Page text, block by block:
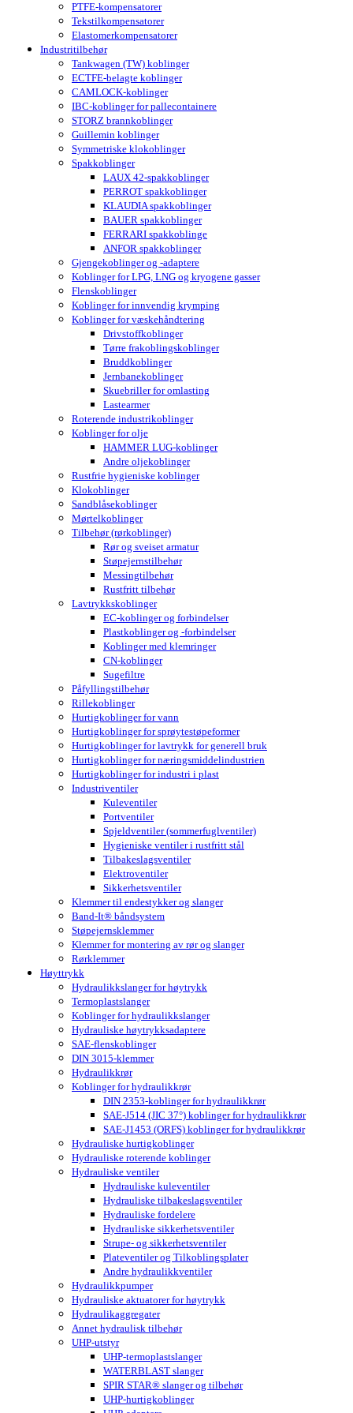
PTFE-kompensatorer
Tekstilkompensatorer
Elastomerkompensatorer
Industritilbehør
Tankwagen (TW) koblinger
ECTFE-belagte koblinger
CAMLOCK-koblinger
IBC-koblinger for pallecontainere
STORZ brannkoblinger
Guillemin koblinger
Symmetriske klokoblinger
Spakkoblinger
LAUX 42-spakkoblinger
PERROT spakkoblinger
KLAUDIA spakkoblinger
BAUER spakkoblinger
FERRARI spakkoblinge
ANFOR spakkoblinger
Gjengekoblinger og -adaptere
Koblinger for LPG, LNG og kryogene gasser
Flenskoblinger
Koblinger for innvendig krymping
Koblinger for væskehåndtering
Drivstoffkoblinger
Tørre frakoblingskoblinger
Bruddkoblinger
Jernbanekoblinger
Skuebriller for omlasting
Lastearmer
Roterende industrikoblinger
Koblinger for olje
HAMMER LUG-koblinger
Andre oljekoblinger
Rustfrie hygieniske koblinger
Klokoblinger
Sandblåsekoblinger
Mørtelkoblinger
Tilbehør (rørkoblinger)
Rør og sveiset armatur
Støpejernstilbehør
Messingtilbehør
Rustfritt tilbehør
Lavtrykkskoblinger
EC-koblinger og forbindelser
Plastkoblinger og -forbindelser
Koblinger med klemringer
CN-koblinger
Sugefiltre
Påfyllingstilbehør
Rillekoblinger
Hurtigkoblinger for vann
Hurtigkoblinger for sprøytestøpeformer
Hurtigkoblinger for lavtrykk for generell bruk
Hurtigkoblinger for næringsmiddelindustrien
Hurtigkoblinger for industri i plast
Industriventiler
Kuleventiler
Portventiler
Spjeldventiler (sommerfuglventiler)
Hygieniske ventiler i rustfritt stål
Tilbakeslagsventiler
Elektroventiler
Sikkerhetsventiler
Klemmer til endestykker og slanger
Band-It® båndsystem
Støpejernsklemmer
Klemmer for montering av rør og slanger
Rørklemmer
Høyttrykk
Hydraulikkslanger for høytrykk
Termoplastslanger
Koblinger for hydraulikkslanger
Hydrauliske høytrykksadaptere
SAE-flenskoblinger
DIN 3015-klemmer
Hydraulikkrør
Koblinger for hydraulikkrør
DIN 2353-koblinger for hydraulikkrør
SAE-J514 (JIC 37°) koblinger for hydraulikkrør
SAE-J1453 (ORFS) koblinger for hydraulikkrør
Hydrauliske hurtigkoblinger
Hydrauliske roterende koblinger
Hydrauliske ventiler
Hydrauliske kuleventiler
Hydrauliske tilbakeslagsventiler
Hydrauliske fordelere
Hydrauliske sikkerhetsventiler
Strupe- og sikkerhetsventiler
Plateventiler og Tilkoblingsplater
Andre hydraulikkventiler
Hydraulikkpumper
Hydrauliske aktuatorer for høytrykk
Hydraulikaggregater
Annet hydraulisk tilbehør
UHP-utstyr
UHP-termoplastslanger
WATERBLAST slanger
SPIR STAR® slanger og tilbehør
UHP-hurtigkoblinger